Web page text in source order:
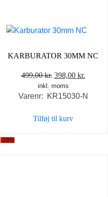
KARBURATOR 30MM NC
499,00kr. Den
oprindelige
pris
499,00 kr..
398,00 kr.Den
pris
inkl. moms
Varenr: KR15030-N
Tilføj til kurv
-29%